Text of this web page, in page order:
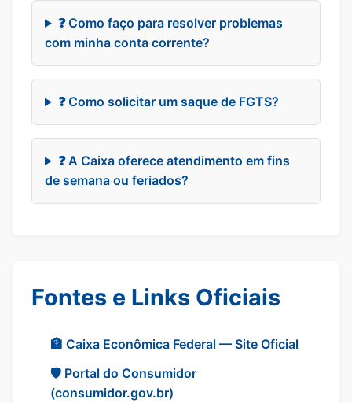
❓ Como faço para resolver problemas
com minha conta corrente?
❓ Como solicitar um saque de FGTS?
❓ A Caixa oferece atendimento em fins
de semana ou feriados?
Fontes e Links Oficiais
🏦 Caixa Econômica Federal — Site Oficial
🛡️ Portal do Consumidor
(consumidor.gov.br)